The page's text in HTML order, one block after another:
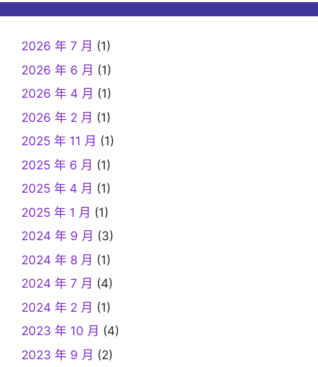
2026 年 7 月 (1)
2026 年 6 月 (1)
2026 年 4 月 (1)
2026 年 2 月 (1)
2025 年 11 月 (1)
2025 年 6 月 (1)
2025 年 4 月 (1)
2025 年 1 月 (1)
2024 年 9 月 (3)
2024 年 8 月 (1)
2024 年 7 月 (4)
2024 年 2 月 (1)
2023 年 10 月 (4)
2023 年 9 月 (2)